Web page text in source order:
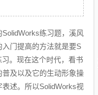
练习题，溪风
门提高的方法就是要S
。现在这个时代，看书
及以及它的生动形象操
述。所以SolidWorks视